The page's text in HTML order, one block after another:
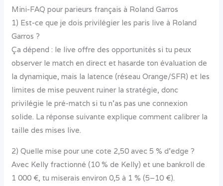
Mini-FAQ pour parieurs français à Roland Garros
1) Est-ce que je dois privilégier les paris live à Roland
Garros ?
Ça dépend : le live offre des opportunités si tu peux
observer le match en direct et hasarde ton évaluation de
la dynamique, mais la latence (réseau Orange/SFR) et les
limites de mise peuvent ruiner la stratégie, donc
privilégie le pré-match si tu n’as pas une connexion
solide. La réponse suivante explique comment calibrer la
taille des mises live.
2) Quelle mise pour une cote 2,50 avec 5 % d’edge ?
Avec Kelly fractionné (10 % de Kelly) et une bankroll de
1 000 €, tu miserais environ 0,5 à 1 % (5–10 €).